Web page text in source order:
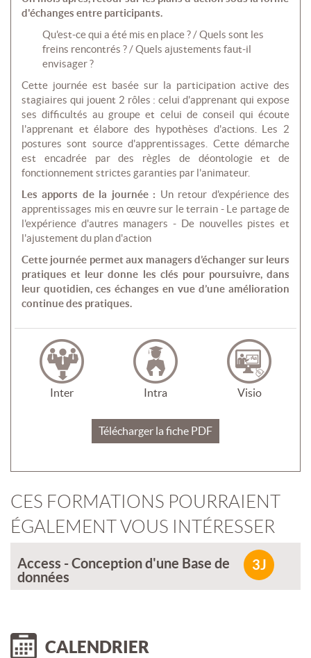
d'échanges entre participants.
Qu'est-ce qui a été mis en place ? / Quels sont les
freins rencontrés ? / Quels ajustements faut-il
envisager ?
Cette journée est basée sur la participation active des
stagiaires qui jouent 2 rôles : celui d'apprenant qui expose
ses difficultés au groupe et celui de conseil qui écoute
l'apprenant et élabore des hypothèses d'actions. Les 2
postures sont source d'apprentissages. Cette démarche
est encadrée par des règles de déontologie et de
fonctionnement strictes garanties par l'animateur.
Les apports de la journée : Un retour d'expérience des
apprentissages mis en œuvre sur le terrain - Le partage de
l'expérience d'autres managers - De nouvelles pistes et
l'ajustement du plan d'action
Cette journée permet aux managers d’échanger sur leurs
pratiques et leur donne les clés pour poursuivre, dans
leur quotidien, ces échanges en vue d’une amélioration
continue des pratiques.
Inter Intra Visio
Télécharger la fiche PDF
CES FORMATIONS POURRAIENT
ÉGALEMENT VOUS INTÉRESSER
Access - Conception d'une Base de
données
3J
CALENDRIER